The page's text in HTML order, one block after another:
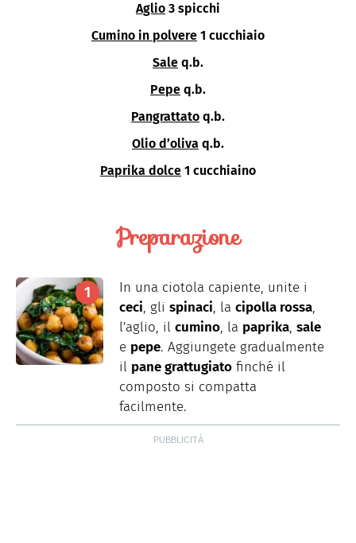
Aglio 3 spicchi
Cumino in polvere 1 cucchiaio
Sale q.b.
Pepe q.b.
Pangrattato q.b.
Olio d’oliva q.b.
Paprika dolce 1 cucchiaino
Preparazione
In una ciotola capiente, unite i
ceci, gli spinaci, la cipolla rossa,
l'aglio, il cumino, la paprika, sale
e pepe. Aggiungete gradualmente
il pane grattugiato finché il
composto si compatta
facilmente.